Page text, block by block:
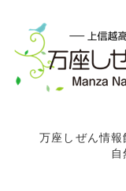
万座しぜん情